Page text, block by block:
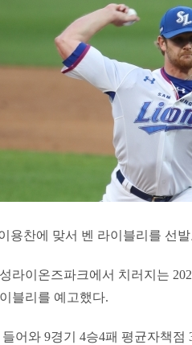
용찬에 맞서 벤 라이블리를 선
라이온즈파크에서 치러지는
블리를 예고했다.
어와 9경기 4승4패 평균자책